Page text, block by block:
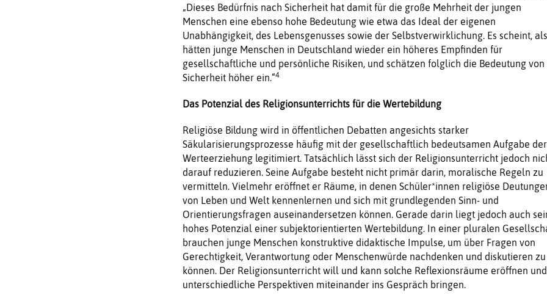
„Dieses Bedürfnis nach Sicherheit hat damit für die große Mehrheit der jungen
Menschen eine ebenso hohe Bedeutung wie etwa das Ideal der eigenen
Unabhängigkeit, des Lebensgenusses sowie der Selbstverwirklichung. Es scheint, als
hätten junge Menschen in Deutschland wieder ein höheres Empfinden für
gesellschaftliche und persönliche Risiken, und schätzen folglich die Bedeutung von
Sicherheit höher ein.“4
Das Potenzial des Religionsunterrichts für die Wertebildung
Religiöse Bildung wird in öffentlichen Debatten angesichts starker
Säkularisierungsprozesse häufig mit der gesellschaftlich bedeutsamen Aufgabe der
Werteerziehung legitimiert. Tatsächlich lässt sich der Religionsunterricht jedoch
darauf reduzieren. Seine Aufgabe besteht nicht primär darin, moralische Regeln zu
vermitteln. Vielmehr eröffnet er Räume, in denen Schüler*innen religiöse
von Leben und Welt kennenlernen und sich mit grundlegenden Sinn- und
Orientierungsfragen auseinandersetzen können. Gerade darin liegt jedoch auch
hohes Potenzial einer subjektorientierten Wertebildung. In einer pluralen
brauchen junge Menschen konstruktive didaktische Impulse, um über Fragen von
Gerechtigkeit, Verantwortung oder Menschenwürde nachdenken und diskutieren zu
können. Der Religionsunterricht will und kann solche Reflexionsräume eröffnen und
unterschiedliche Perspektiven miteinander ins Gespräch bringen.